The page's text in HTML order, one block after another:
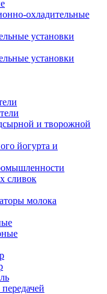
охладительные
установки
установки
и творожной
йогурта и
сливок
молока